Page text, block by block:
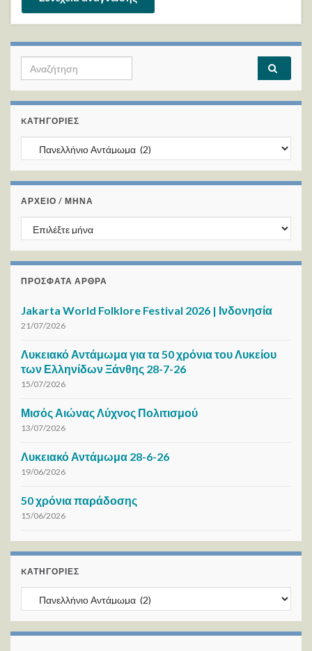
Search for:
KΑΤΗΓΟΡΊΕΣ
Kατηγορίες
ΑΡΧΕΙΟ / ΜΗΝΑ
ΑΡΧΕΙΟ / ΜΗΝΑ
ΠΡΌΣΦΑΤΑ ΆΡΘΡΑ
Jakarta World Folklore Festival 2026 | Ινδονησία
21/07/2026
Λυκειακό Αντάμωμα για τα 50 χρόνια του Λυκείου
των Ελληνίδων Ξάνθης 28-7-26
15/07/2026
Μισός Αιώνας Λύχνος Πολιτισμού
13/07/2026
Λυκειακό Αντάμωμα 28-6-26
19/06/2026
50 χρόνια παράδοσης
15/06/2026
KΑΤΗΓΟΡΊΕΣ
Kατηγορίες